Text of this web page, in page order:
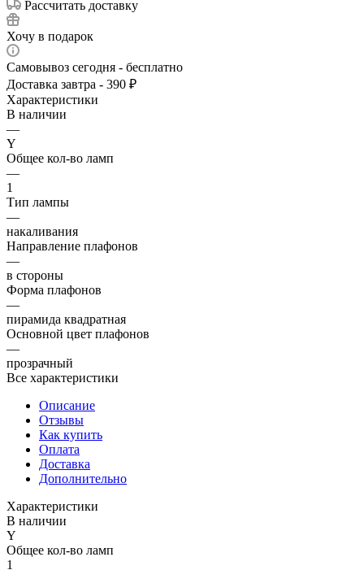
Рассчитать доставку
Хочу в подарок
Самовывоз сегодня - бесплатно
Доставка завтра - 390 ₽
Характеристики
В наличии
—
Y
Общее кол-во ламп
—
1
Тип лампы
—
накаливания
Направление плафонов
—
в стороны
Форма плафонов
—
пирамида квадратная
Основной цвет плафонов
—
прозрачный
Все характеристики
Описание
Отзывы
Как купить
Оплата
Доставка
Дополнительно
Характеристики
В наличии
Y
Общее кол-во ламп
1